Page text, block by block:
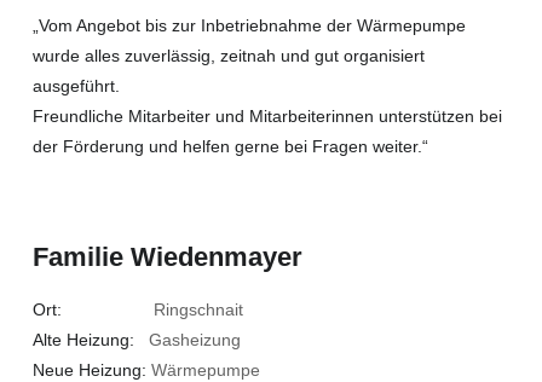
„Vom Angebot bis zur Inbetriebnahme der Wärmepumpe
wurde alles zuverlässig, zeitnah und gut organisiert
ausgeführt.
Freundliche Mitarbeiter und Mitarbeiterinnen unterstützen bei
der Förderung und helfen gerne bei Fragen weiter.“
Familie Wiedenmayer
Ort: Ringschnait
Alte Heizung: Gasheizung
Neue Heizung: Wärmepumpe